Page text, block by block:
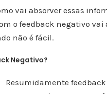
vai absorver essas
o feedback negativo
não é fácil.
Negativo?
Resumidamente